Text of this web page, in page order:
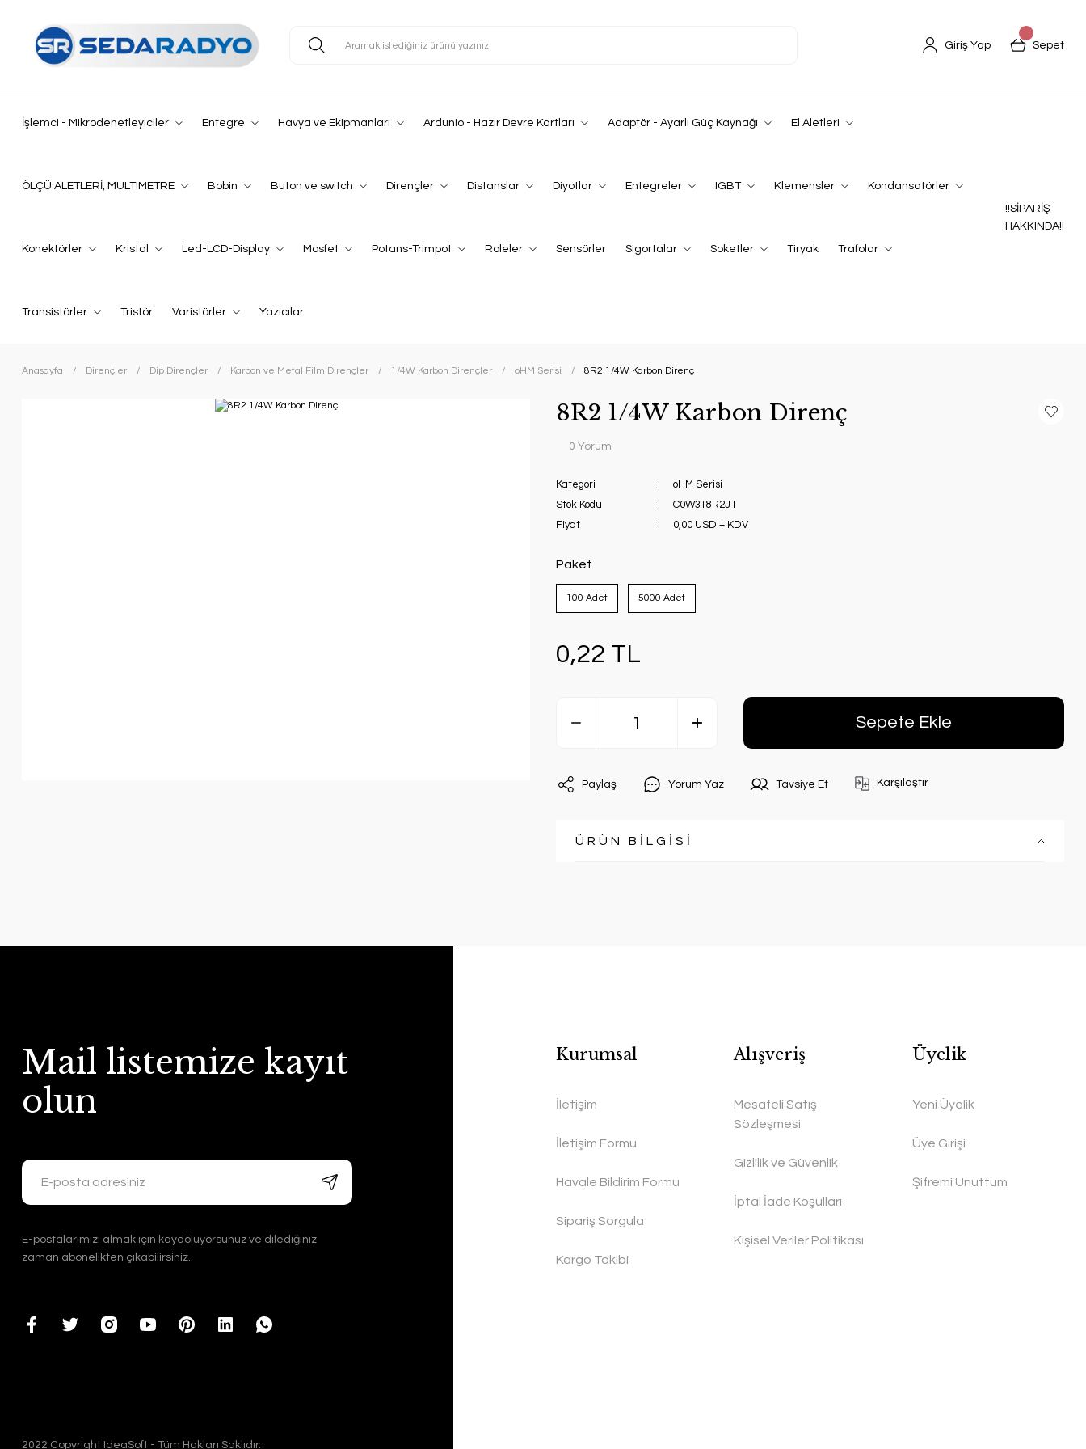
Giriş Yap Sepet
İşlemci - Mikrodenetleyiciler Entegre Havya ve Ekipmanları Ardunio - Hazır Devre Kartları Adaptör - Ayarlı Güç Kaynağı El Aletleri
ÖLÇÜ ALETLERİ, MULTIMETRE Bobin Buton ve switch Dirençler Distanslar Diyotlar Entegreler IGBT Klemensler Kondansatörler
Konektörler Kristal Led-LCD-Display Mosfet Potans-Trimpot Roleler Sensörler Sigortalar Soketler Tiryak Trafolar
Transistörler Tristör Varistörler Yazıcılar
!!SİPARİŞ
HAKKINDA!!
Anasayfa Dirençler Dip Dirençler Karbon ve Metal Film Dirençler 1/4W Karbon Dirençler oHM Serisi 8R2 1/4W Karbon Direnç
8R2 1/4W Karbon Direnç
0 Yorum
Kategori
oHM Serisi
Stok Kodu
C0W3T8R2J1
Fiyat
0,00 USD + KDV
Paket
100 Adet 5000 Adet
0,22 TL
Sepete Ekle
Paylaş Yorum Yaz Tavsiye Et Karşılaştır
ÜRÜN BİLGİSİ
Mail listemize kayıt
olun
E-postalarımızı almak için kaydoluyorsunuz ve dilediğiniz
zaman abonelikten çıkabilirsiniz.
Kurumsal
İletişim
İletişim Formu
Havale Bildirim Formu
Sipariş Sorgula
Kargo Takibi
Alışveriş
Mesafeli Satış
Sözleşmesi
Gizlilik ve Güvenlik
İptal İade Koşullari
Kişisel Veriler Politikası
Üyelik
Yeni Üyelik
Üye Girişi
Şifremi Unuttum
2022 Copyright IdeaSoft - Tüm Hakları Saklıdır.